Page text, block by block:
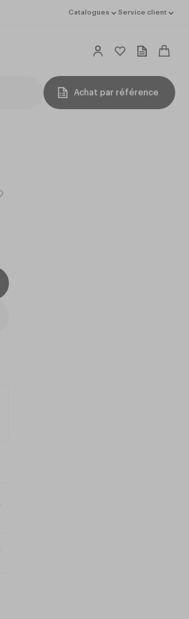
Catalogues Service client
Achat par référence